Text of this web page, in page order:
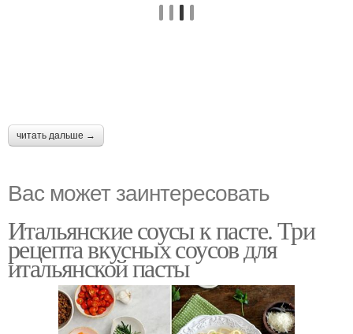
читать дальше →
Вас может заинтересовать
Итальянские соусы к пасте. Три
рецепта вкусных соусов для
итальянской пасты